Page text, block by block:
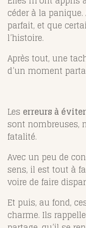
céder à la
parfait, et que
l’histoire.
Après tout, une
d’un moment
Les erreurs à
sont nombreuses,
fatalité.
Avec un peu de
sens, il est tout à
voire de faire
Et puis, au fond,
charme. Ils